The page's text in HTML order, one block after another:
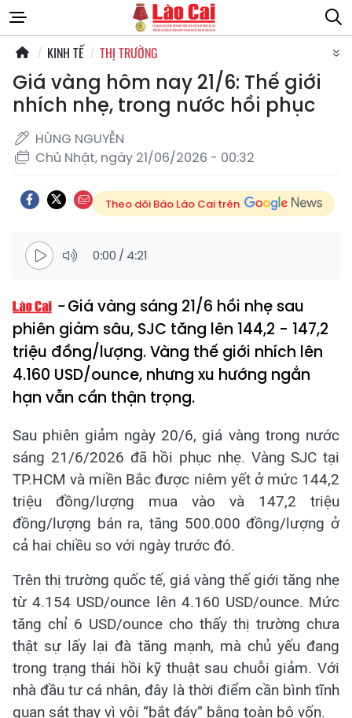
KINH TẾ THỊ TRƯỜNG
Giá vàng hôm nay 21/6: Thế giới
nhích nhẹ, trong nước hồi phục
HÙNG NGUYỄN
Chủ Nhật, ngày 21/06/2026 - 00:32
Theo dõi Báo Lào Cai trên
0:00 / 4:21
Giá vàng sáng 21/6 hồi nhẹ sau
phiên giảm sâu, SJC tăng lên 144,2 - 147,2
triệu đồng/lượng. Vàng thế giới nhích lên
4.160 USD/ounce, nhưng xu hướng ngắn
hạn vẫn cần thận trọng.
Sau phiên giảm ngày 20/6, giá vàng trong nước
sáng 21/6/2026 đã hồi phục nhẹ. Vàng SJC tại
TP.HCM và miền Bắc được niêm yết ở mức 144,2
triệu đồng/lượng mua vào và 147,2 triệu
đồng/lượng bán ra, tăng 500.000 đồng/lượng ở
cả hai chiều so với ngày trước đó.
Trên thị trường quốc tế, giá vàng thế giới tăng nhẹ
từ 4.154 USD/ounce lên 4.160 USD/ounce. Mức
tăng chỉ 6 USD/ounce cho thấy thị trường chưa
thật sự lấy lại đà tăng mạnh, mà chủ yếu đang
trong trạng thái hồi kỹ thuật sau chuỗi giảm. Với
nhà đầu tư cá nhân, đây là thời điểm cần bình tĩnh
quan sát thay vì vội “bắt đáy” bằng toàn bộ vốn.